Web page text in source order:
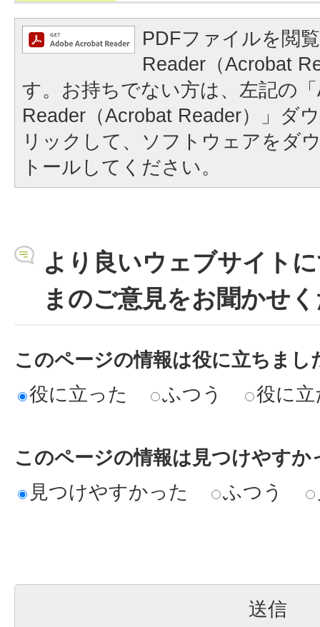
PDFファイルを閲
Reader（Acrobat
す。お持ちでない方は、左記の
Reader（Acrobat Reader）」ダ
リックして、ソフトウェアをダ
トールしてください。
より良いウェブサイト
まのご意見をお聞かせ
このページの情報は役に立ちまし
役に立った
ふつう 役に
このページの情報は見つけやすか
見つけやすかった
ふつう